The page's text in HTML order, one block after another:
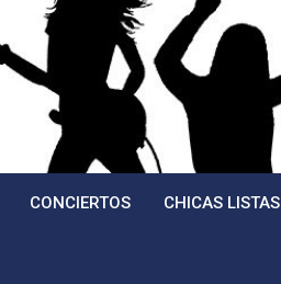
CONCIERTOS CHICAS LISTAS